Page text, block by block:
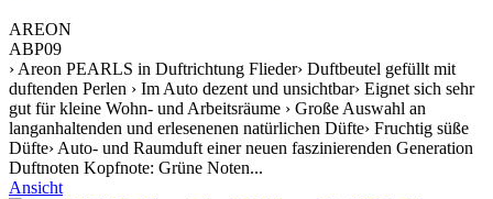
AREON
ABP09
› Areon PEARLS in Duftrichtung Flieder› Duftbeutel gefüllt mit
duftenden Perlen › Im Auto dezent und unsichtbar› Eignet sich sehr
gut für kleine Wohn- und Arbeitsräume › Große Auswahl an
langanhaltenden und erlesenenen natürlichen Düfte› Fruchtig süße
Düfte› Auto- und Raumduft einer neuen faszinierenden Generation
Duftnoten Kopfnote: Grüne Noten...
Ansicht